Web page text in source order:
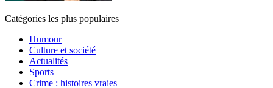
Catégories les plus populaires
Humour
Culture et société
Actualités
Sports
Crime : histoires vraies